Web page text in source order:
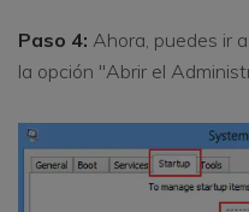
Paso 4: Ahora, puedes ir
la opción "Abrir el